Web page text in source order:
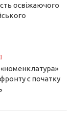
освіжаючого
с початку